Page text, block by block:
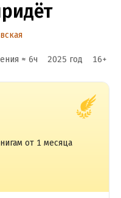
≈ 6ч 2025 год 16+
от 1 месяца